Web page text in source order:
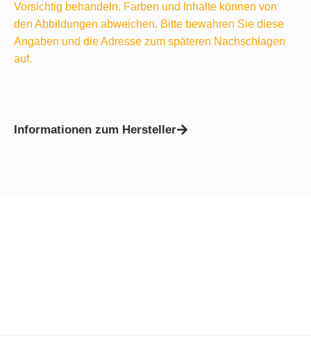
Vorsichtig behandeln. Farben und Inhalte können von
den Abbildungen abweichen. Bitte bewahren Sie diese
Angaben und die Adresse zum späteren Nachschlagen
auf.
Informationen zum Hersteller